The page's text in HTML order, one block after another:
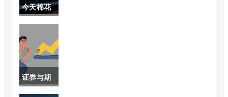
价格(外汇
中唯一变
动的是期
今天棉花
期货行情
走势图最
新(2008
年棉花期
证券与期